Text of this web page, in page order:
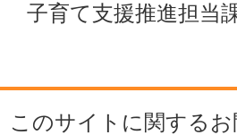
子育て支援推進担当
このサイトに関する